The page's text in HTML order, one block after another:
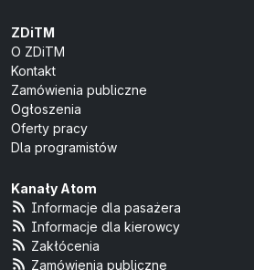
ZDiTM
O ZDiTM
Kontakt
Zamówienia publiczne
Ogłoszenia
Oferty pracy
Dla programistów
Kanały Atom
Informacje dla pasażera
Informacje dla kierowcy
Zakłócenia
Zamówienia publiczne